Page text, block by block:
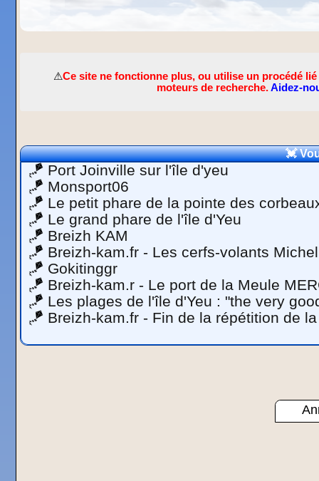
⚠Ce site ne fonctionne plus, ou utilise un procédé
moteurs de recherche.Aidez-
💓
🪁 Port Joinville sur l'île d'yeu
🪁 Monsport06
🪁 Le petit phare de la pointe des
🪁 Le grand phare de l'île d'Yeu
🪁 Breizh KAM
🪁 Breizh-kam.fr - Les cerfs-volants
🪁 Gokitinggr
🪁 Breizh-kam.r - Le port de la Meule
🪁 Les plages de l'île d'Yeu : "the very
🪁 Breizh-kam.fr - Fin de la répétition de